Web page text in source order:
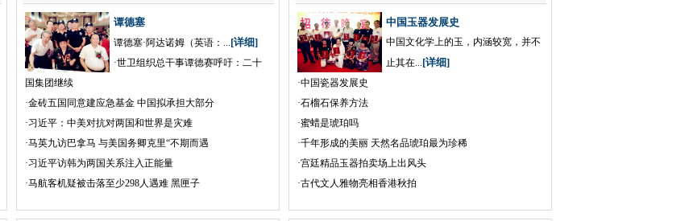
谭德塞
谭德塞·阿达诺姆（英语：...[详细]
·世卫组织总干事谭德赛呼吁：二十
国集团继续
·金砖五国同意建应急基金 中国拟承担大部分
·习近平：中美对抗对两国和世界是灾难
·马英九访巴拿马 与美国务卿克里“不期而遇
·习近平访韩为两国关系注入正能量
·马航客机疑被击落至少298人遇难 黑匣子
中国玉器发展史
中国文化学上的玉，内涵较宽，并不
止其在...[详细]
·中国瓷器发展史
·石榴石保养方法
·蜜蜡是琥珀吗
·千年形成的美丽 天然名品琥珀最为珍稀
·宫廷精品玉器拍卖场上出风头
·古代文人雅物亮相香港秋拍